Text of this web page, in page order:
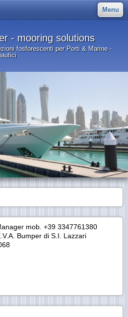
Menu
- mooring solutions
fosforescenti per Porti & Marine -
mob. +39 3347761380
Bumper di S.I. Lazzari